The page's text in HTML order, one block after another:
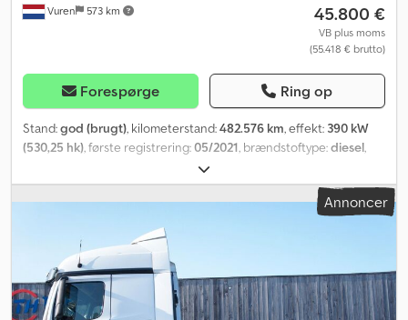
Vuren 573 km 45.800 €
VB plus moms
(55.418 € brutto)
Forespørge Ring op
Stand:god (brugt), kilometerstand:482.576 km, effekt: 390 kW
(530,25 hk) , første registrering:05/2021 , brændstoftype:diesel
, akslekonfiguration:
3.700 mm, brændstof:diesel, bremser:retarder, farve:anden,
førerhus:sovekabine, geartype:automatisk, antal gear:12,
, samlet bredde:2.550 mm
Produktionsår:
, Udstyr:
spejl, elektrisk rudehejs, fartpilot, klimaanlæg,
navigationssystem, parkeringsvarmer, retarder, sædevarmer,
Annoncer